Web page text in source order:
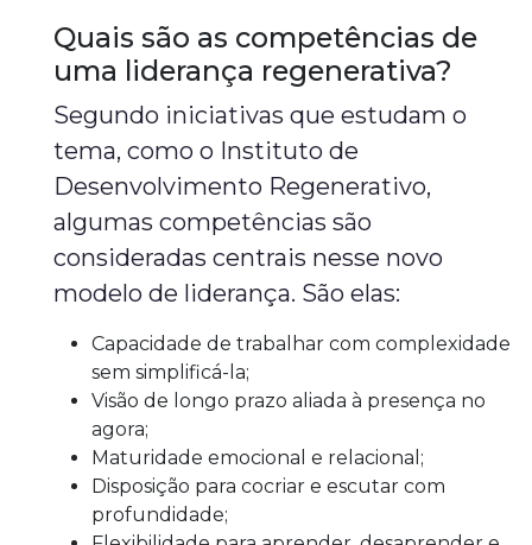
Quais são as competências de
uma liderança regenerativa?
Segundo iniciativas que estudam o
tema, como o Instituto de
Desenvolvimento Regenerativo,
algumas competências são
consideradas centrais nesse novo
modelo de liderança. São elas:
Capacidade de trabalhar com complexidade
sem simplificá-la;
Visão de longo prazo aliada à presença no
agora;
Maturidade emocional e relacional;
Disposição para cocriar e escutar com
profundidade;